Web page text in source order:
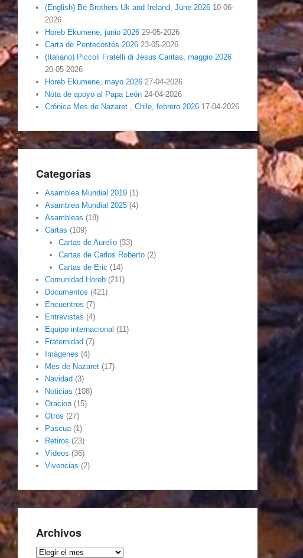
(English) Be Brothers Uk and Ireland, June 2026 10-06-
2026
Horeb Ekumene, junio 2026 29-05-2026
Carta de Pentecostés 2026 23-05-2026
(Italiano) Piccoli Fratelli di Jesus Caritas, maggio 2026
20-05-2026
Horeb Ekumene, mayo 2026 27-04-2026
Nota de apoyo al Papa León 24-04-2026
Crónica Mes de Nazaret , Chile, febrero 2026 17-04-2026
Categorías
Asamblea Mundial 2019 (1)
Asamblea Mundial 2025 (4)
Asambleas (18)
Cartas (109)
Cartas de Aurelio(33)
Cartas de Carlos Roberto(2)
Cartas de Eric (14)
Comunidad Horeb (211)
Documentos (421)
Encuentros (7)
Entrevistas (4)
Equipo internacional (11)
Fraternidad (7)
Imágenes (4)
Mes de Nazaret (17)
Navidad (3)
Noticias (108)
Oracion (15)
Otros (27)
Pascua(1)
Retiros (23)
Vídeos (36)
Vivencias (2)
Archivos
Archivos